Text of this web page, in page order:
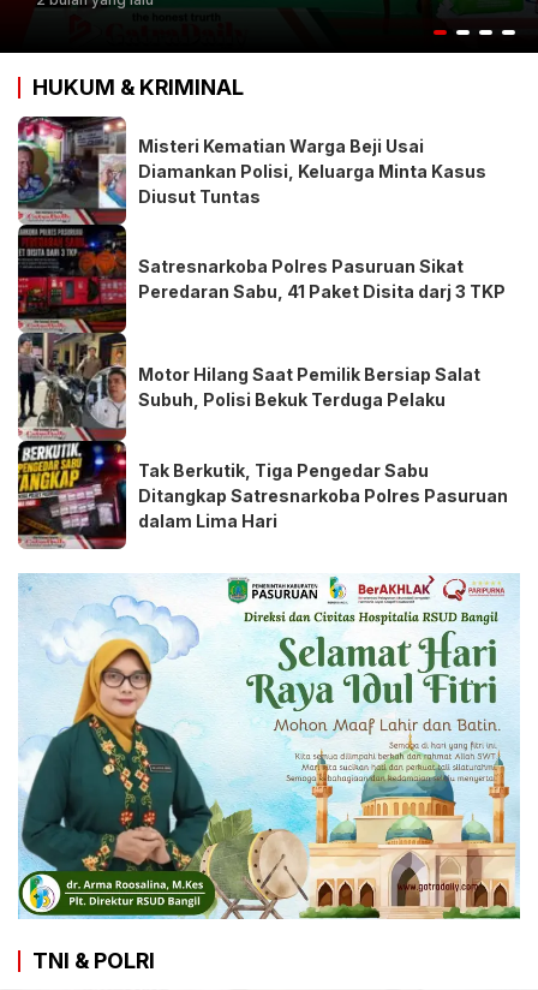
HUKUM & KRIMINAL
Misteri Kematian Warga Beji Usai
Diamankan Polisi, Keluarga Minta Kasus
Diusut Tuntas
Satresnarkoba Polres Pasuruan Sikat
Peredaran Sabu, 41 Paket Disita darj 3 TKP
Motor Hilang Saat Pemilik Bersiap Salat
Subuh, Polisi Bekuk Terduga Pelaku
Tak Berkutik, Tiga Pengedar Sabu
Ditangkap Satresnarkoba Polres Pasuruan
dalam Lima Hari
TNI & POLRI